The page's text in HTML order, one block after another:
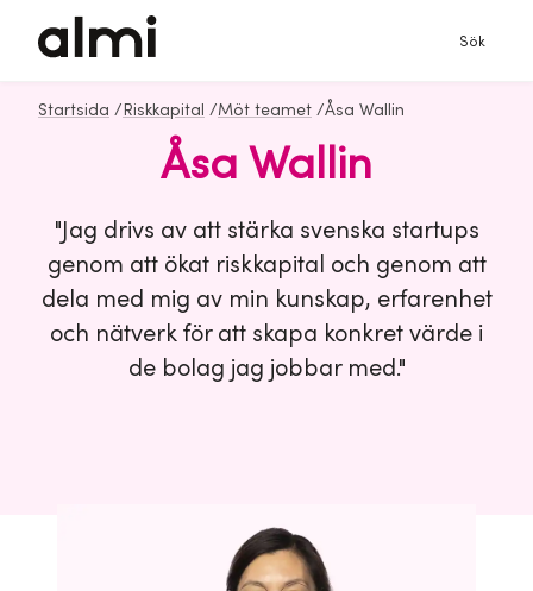
Sök
Startsida / Riskkapital /Möt teamet /Åsa Wallin
Åsa Wallin
"Jag drivs av att stärka svenska startups
genom att ökat riskkapital och genom att
dela med mig av min kunskap, erfarenhet
och nätverk för att skapa konkret värde i
de bolag jag jobbar med."